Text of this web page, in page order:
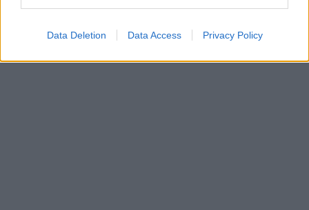
Data Deletion Data Access Privacy Policy